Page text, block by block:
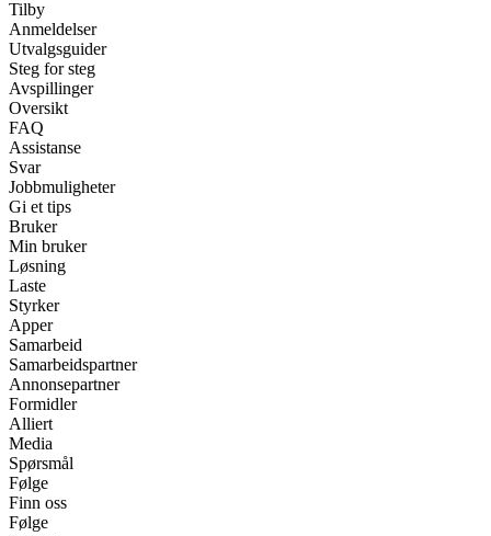
Tilby
Anmeldelser
Utvalgsguider
Steg for steg
Avspillinger
Oversikt
FAQ
Assistanse
Svar
Jobbmuligheter
Gi et tips
Bruker
Min bruker
Løsning
Laste
Styrker
Apper
Samarbeid
Samarbeidspartner
Annonsepartner
Formidler
Alliert
Media
Spørsmål
Følge
Finn oss
Følge